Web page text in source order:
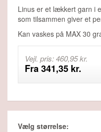
Linus er et lækkert garn i
som tilsammen giver et
Kan vaskes på MAX 30
Vejl. pris: 460,95 kr.
Fra 341,35 kr.
Vælg størrelse: